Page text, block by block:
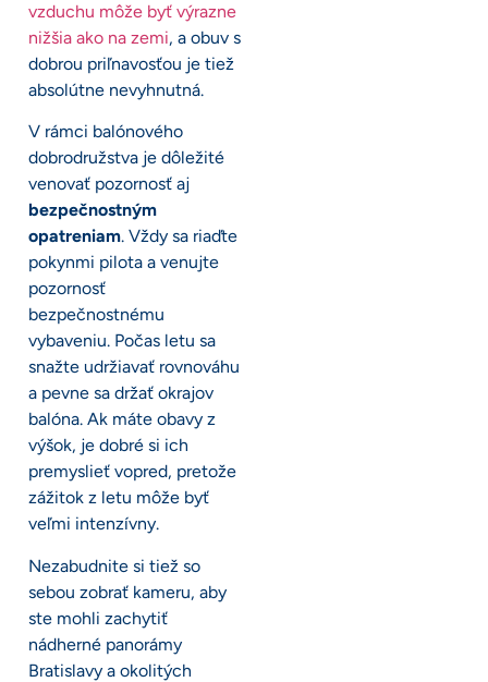
vzduchu môže byť výrazne
nižšia ako na zemi, a obuv s
dobrou priľnavosťou je tiež
absolútne nevyhnutná.
V rámci balónového
dobrodružstva je dôležité
venovať pozornosť aj
bezpečnostným
opatreniam. Vždy sa riaďte
pokynmi pilota a venujte
pozornosť
bezpečnostnému
vybaveniu. Počas letu sa
snažte udržiavať rovnováhu
a pevne sa držať okrajov
balóna. Ak máte obavy z
výšok, je dobré si ich
premyslieť vopred, pretože
zážitok z letu môže byť
veľmi intenzívny.
Nezabudnite si tiež so
sebou zobrať kameru, aby
ste mohli zachytiť
nádherné panorámy
Bratislavy a okolitých